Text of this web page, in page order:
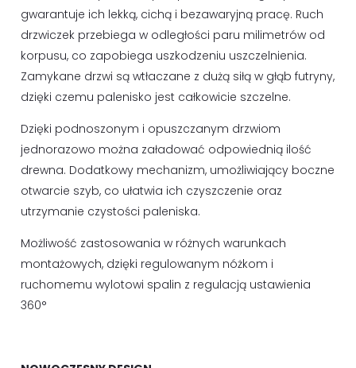
gwarantuje ich lekką, cichą i bezawaryjną pracę. Ruch
drzwiczek przebiega w odległości paru milimetrów od
korpusu, co zapobiega uszkodzeniu uszczelnienia.
Zamykane drzwi są wtłaczane z dużą siłą w głąb futryny,
dzięki czemu palenisko jest całkowicie szczelne.
Dzięki podnoszonym i opuszczanym drzwiom
jednorazowo można załadować odpowiednią ilość
drewna. Dodatkowy mechanizm, umożliwiający boczne
otwarcie szyb, co ułatwia ich czyszczenie oraz
utrzymanie czystości paleniska.
Możliwość zastosowania w różnych warunkach
montażowych, dzięki regulowanym nóżkom i
ruchomemu wylotowi spalin z regulacją ustawienia
360°